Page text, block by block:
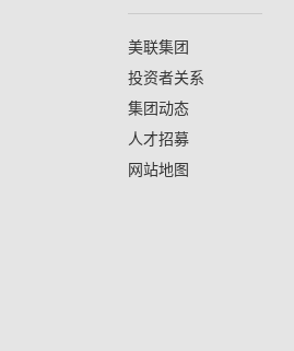
美联集团
投资者关系
集团动态
人才招募
网站地图